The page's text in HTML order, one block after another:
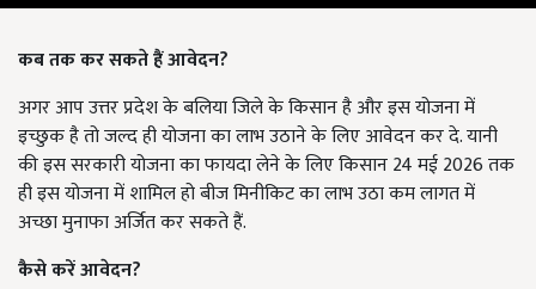
कब तक कर सकते हैं आवेदन?
अगर आप उत्तर प्रदेश के बलिया जिले के किसान है और इस योजना में
इच्छुक है तो जल्द ही योजना का लाभ उठाने के लिए आवेदन कर दे. यानी
की इस सरकारी योजना का फायदा लेने के लिए किसान 24 मई 2026 तक
ही इस योजना में शामिल हो बीज मिनीकिट का लाभ उठा कम लागत में
अच्छा मुनाफा अर्जित कर सकते हैं.
कैसे करें आवेदन?